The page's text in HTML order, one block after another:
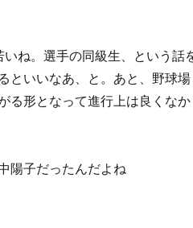
ね。選手の同級生、という話
といいなあ、と。あと、野球場
る形となって進行上は良くなか
陽子だったんだよね